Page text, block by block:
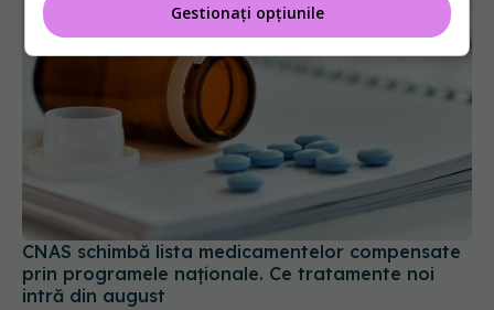
CNAS schimbă lista medicamentelor compensate
prin programele naționale. Ce tratamente noi
intră din august
Gestionați opțiunile